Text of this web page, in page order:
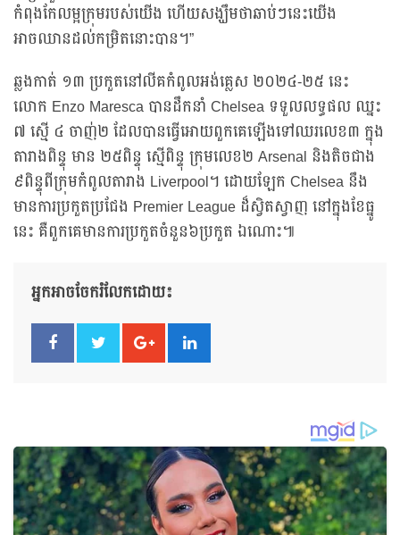
កំពុងកែលម្អក្រុមរបស់យើង ហើយសង្ឃឹមថាឆាប់ៗនេះយើង
អាចឈានដល់កម្រិតនោះបាន។”
ឆ្លងកាត់ ១៣ ប្រកួតនៅលីគកំពូលអង់គ្លេស ២០២៤-២៥ នេះ
លោក Enzo Maresca បានដឹកនាំ Chelsea ទទួលលទ្ធផល ឈ្នះ
៧ ស្មើ ៤ ចាញ់២ ដែលបានធ្វើអោយពួកគេឡើងទៅឈរលេខ៣ ក្នុង
តារាងពិន្ទុ មាន ២៥ពិន្ទុ ស្មើពិន្ទុ ក្រុមលេខ២ Arsenal និងតិចជាង
៩ពិន្ទុពីក្រុមកំពូលតារាង Liverpool។ ដោយឡែក Chelsea នឹង
មានការប្រកួតប្រជែង Premier League ដ៏ស្វិតស្វាញ នៅក្នុងខែធ្នូ
នេះ គឺពួកគេមានការប្រកួតចំនួន៦ប្រកួត ឯណោះ៕
អ្នកអាចចែករំលែកដោយ៖